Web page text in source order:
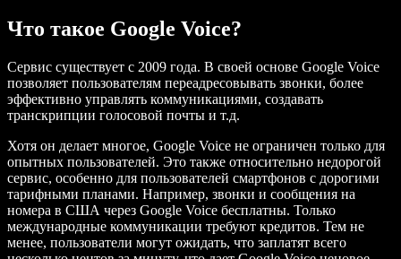
Что такое Google Voice?
Сервис существует с 2009 года. В своей основе Google Voice
позволяет пользователям переадресовывать звонки, более
эффективно управлять коммуникациями, создавать
транскрипции голосовой почты и т.д.
Хотя он делает многое, Google Voice не ограничен только для
опытных пользователей. Это также относительно недорогой
сервис, особенно для пользователей смартфонов с дорогими
тарифными планами. Например, звонки и сообщения на
номера в США через Google Voice бесплатны. Только
международные коммуникации требуют кредитов. Тем не
менее, пользователи могут ожидать, что заплатят всего